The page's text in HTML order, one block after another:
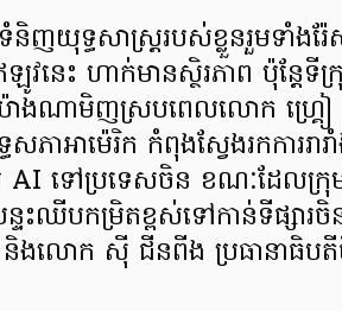
និញយុទ្ធសាស្ត្ររបស់ខ្លួនរួមទាំងរ៉
េះ ហាក់មានស្ថិរភាព ប៉ុន្តែទី
យ៉ាងណាមិញស្របពេលលោក ហ្គ្រ
ាអាម៉េរិក កំពុងស្វែងរកការរា
AI ទៅប្រទេសចិន ខណៈដែលក្
ះឈីបកម្រិតខ្ពស់ទៅកាន់ទីផ្សារ
និងលោក ស៊ី ជីនពីង ប្រធានាធិបតី